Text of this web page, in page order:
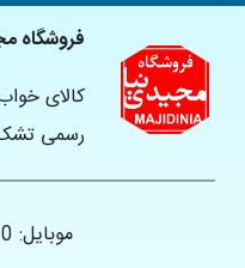
فروشگاه
کالای
رسمی
موبایل: 09132509700